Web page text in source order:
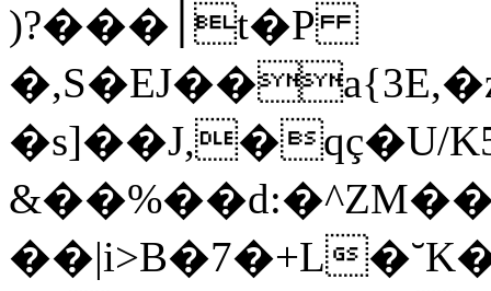
)?���׀t�P
�s]��J,�qç�U/
��|i>B�7�+L